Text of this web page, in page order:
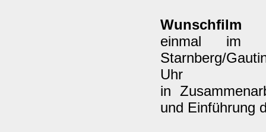
Wunschfilm
einmal im
Starnberg/
Uhr
in
und Einführung